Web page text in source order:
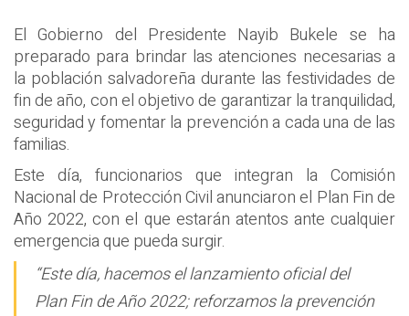
El Gobierno del Presidente Nayib Bukele se ha
preparado para brindar las atenciones necesarias a
la población salvadoreña durante las festividades de
fin de año, con el objetivo de garantizar la tranquilidad,
seguridad y fomentar la prevención a cada una de las
familias.
Este día, funcionarios que integran la Comisión
Nacional de Protección Civil anunciaron el Plan Fin de
Año 2022, con el que estarán atentos ante cualquier
emergencia que pueda surgir.
“Este día, hacemos el lanzamiento oficial del
Plan Fin de Año 2022; reforzamos la prevención